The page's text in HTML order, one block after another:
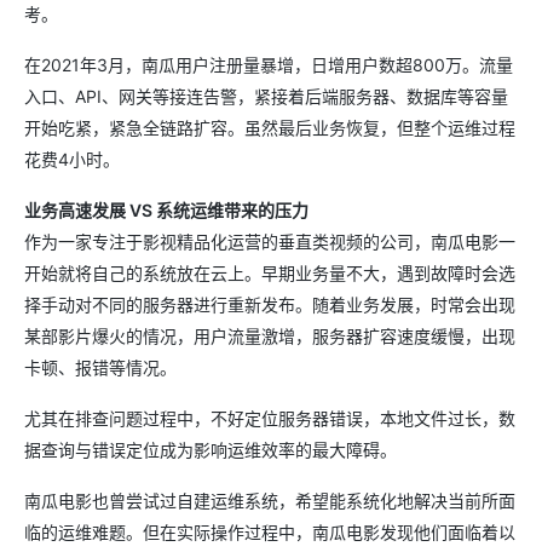
考。
在2021年3月，南瓜用户注册量暴增，日增用户数超800万。流量
入口、API、网关等接连告警，紧接着后端服务器、数据库等容量
开始吃紧，紧急全链路扩容。虽然最后业务恢复，但整个运维过程
花费4小时。
业务高速发展 VS 系统运维带来的压力
作为一家专注于影视精品化运营的垂直类视频的公司，南瓜电影一
开始就将自己的系统放在云上。早期业务量不大，遇到故障时会选
择手动对不同的服务器进行重新发布。随着业务发展，时常会出现
某部影片爆火的情况，用户流量激增，服务器扩容速度缓慢，出现
卡顿、报错等情况。
尤其在排查问题过程中，不好定位服务器错误，本地文件过长，数
据查询与错误定位成为影响运维效率的最大障碍。
南瓜电影也曾尝试过自建运维系统，希望能系统化地解决当前所面
临的运维难题。但在实际操作过程中，南瓜电影发现他们面临着以